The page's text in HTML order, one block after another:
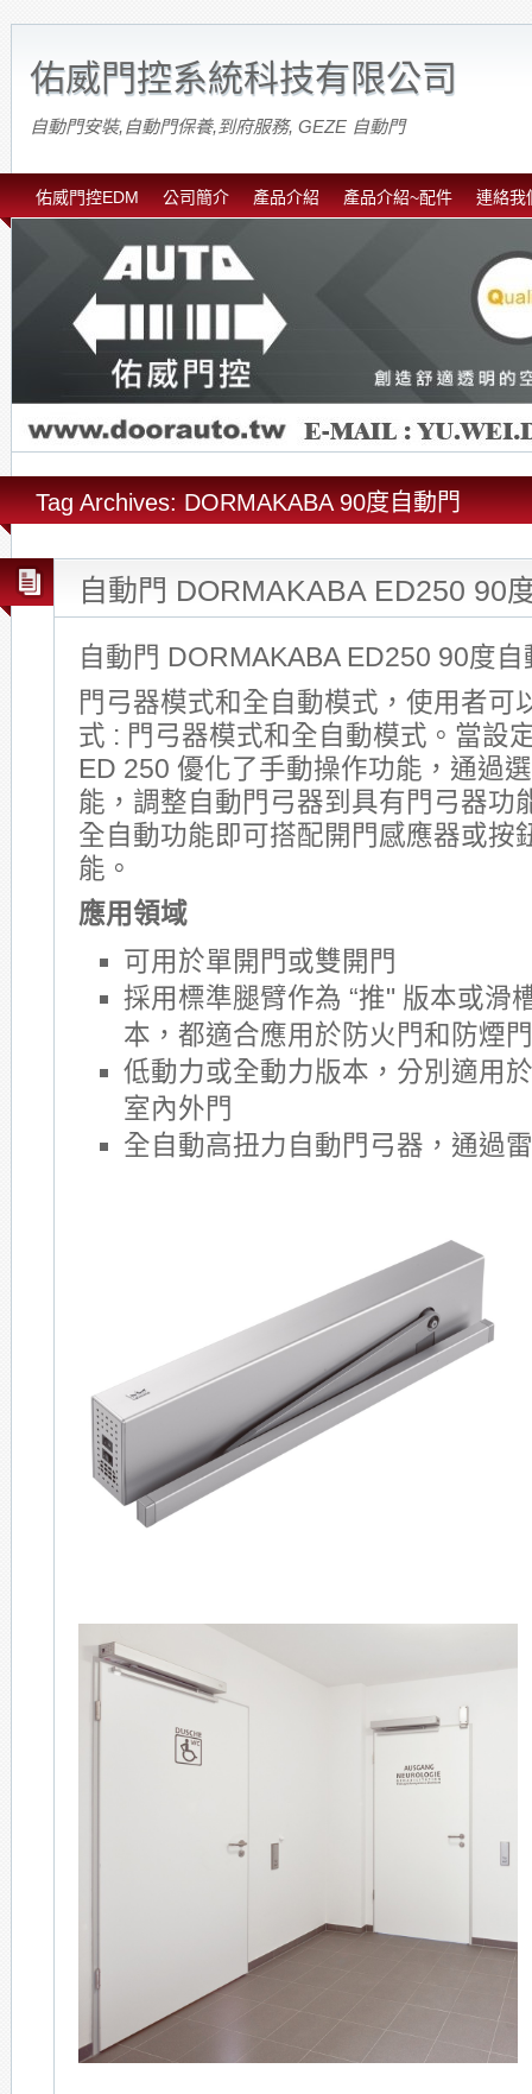
佑威門控系統科技有限公司
自動門安裝,自動門保養,到府服務, GEZE 自動門
佑威門控EDM 公司簡介 產品介紹 產品介紹~配件 連絡我
Tag Archives: DORMAKABA 90度自動門
自動門 DORMAKABA ED250 90
自動門 DORMAKABA ED250 90度自
門弓器模式和全自動模式，使用者可
式 : 門弓器模式和全自動模式。當設
ED 250 優化了手動操作功能，通過
能，調整自動門弓器到具有門弓器功
全自動功能即可搭配開門感應器或按
能。
應用領域
可用於單開門或雙開門
採用標準腿臂作為 “推" 版本或滑
本，都適合應用於防火門和防煙門
低動力或全動力版本，分別適用
室內外門
全自動高扭力自動門弓器，通過